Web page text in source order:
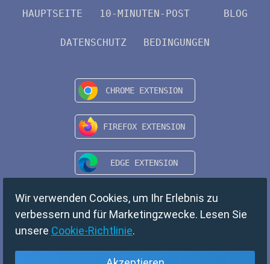
HAUPTSEITE 10-MINUTEN-POST BLOG
DATENSCHUTZ BEDINGUNGEN
Wir verwenden Cookies, um Ihr Erlebnis zu
verbessern und für Marketingzwecke. Lesen Sie
unsere Cookie-Richtlinie.